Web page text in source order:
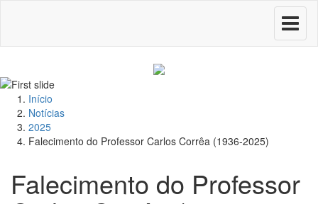
Toggle
Início
Notícias
2025
Falecimento do Professor Carlos Corrêa (1936-2025)
Falecimento do Professor